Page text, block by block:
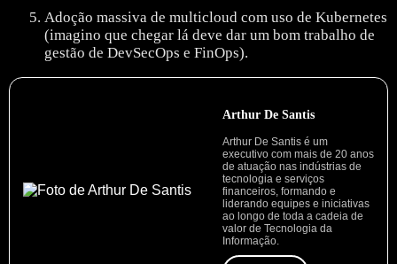
Adoção massiva de multicloud com uso de Kubernetes
(imagino que chegar lá deve dar um bom trabalho de
gestão de DevSecOps e FinOps).
Arthur De Santis
Arthur De Santis é um
executivo com mais de 20 anos
de atuação nas indústrias de
tecnologia e serviços
financeiros, formando e
liderando equipes e iniciativas
ao longo de toda a cadeia de
valor de Tecnologia da
Informação.